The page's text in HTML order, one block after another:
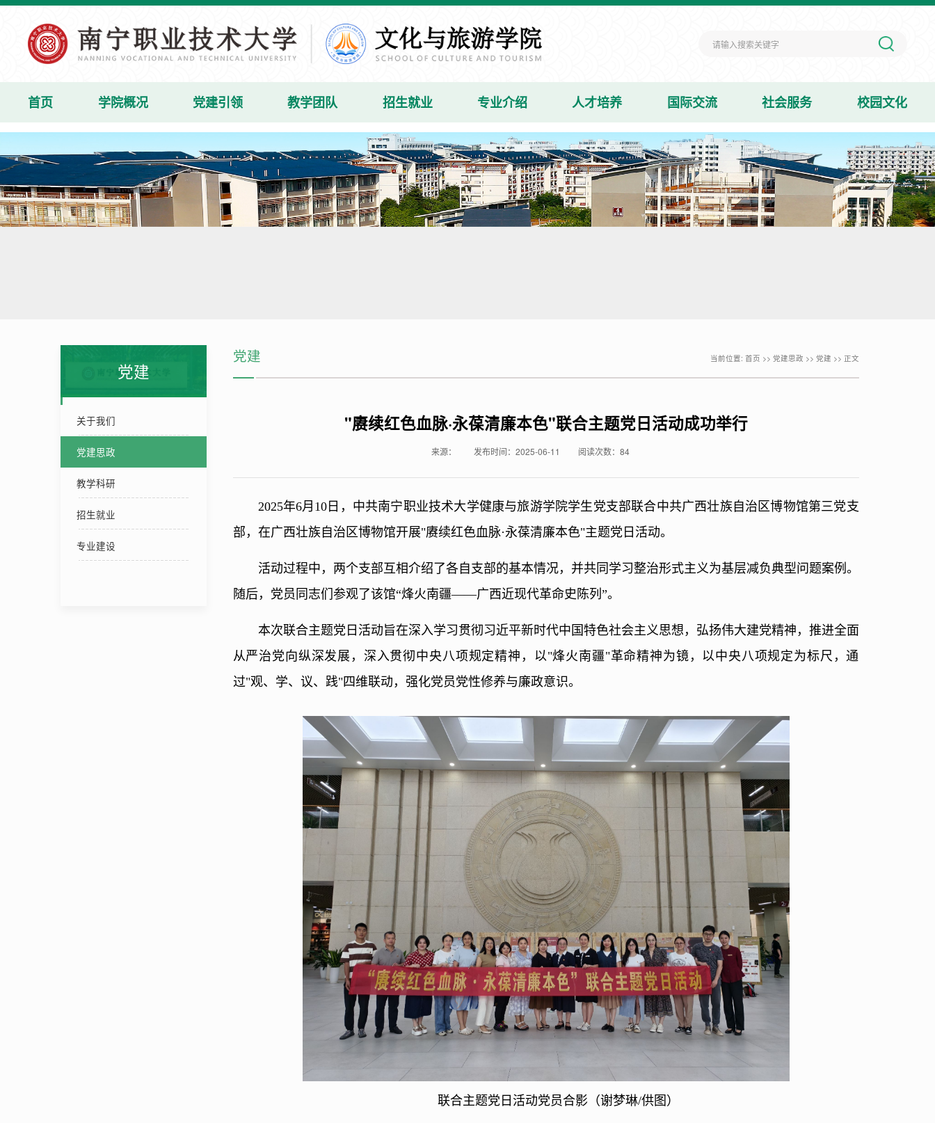
首页 学院概况 党建引领 教学团队 招生就业 专业介绍 人才培养 国际交流 社会服务 校园文化
党建
关于我们
党建思政
教学科研
招生就业
专业建设
党建 当前位置: 首页 >> 党建思政 >> 党建 >> 正文
"赓续红色血脉·永葆清廉本色"联合主题党日活动成功举行
来源： 发布时间：2025-06-11 阅读次数： 84
2025年6月10日，中共南宁职业技术大学健康与旅游学院学生党支部联合中共广西壮族自治区博物馆第三党支
部，在广西壮族自治区博物馆开展"赓续红色血脉·永葆清廉本色"主题党日活动。
活动过程中，两个支部互相介绍了各自支部的基本情况，并共同学习整治形式主义为基层减负典型问题案例。
随后，党员同志们参观了该馆“烽火南疆——广西近现代革命史陈列”。
本次联合主题党日活动旨在深入学习贯彻习近平新时代中国特色社会主义思想，弘扬伟大建党精神，推进全面
从严治党向纵深发展，深入贯彻中央八项规定精神，以"烽火南疆"革命精神为镜，以中央八项规定为标尺，通
过"观、学、议、践"四维联动，强化党员党性修养与廉政意识。
联合主题党日活动党员合影（谢梦琳/供图）